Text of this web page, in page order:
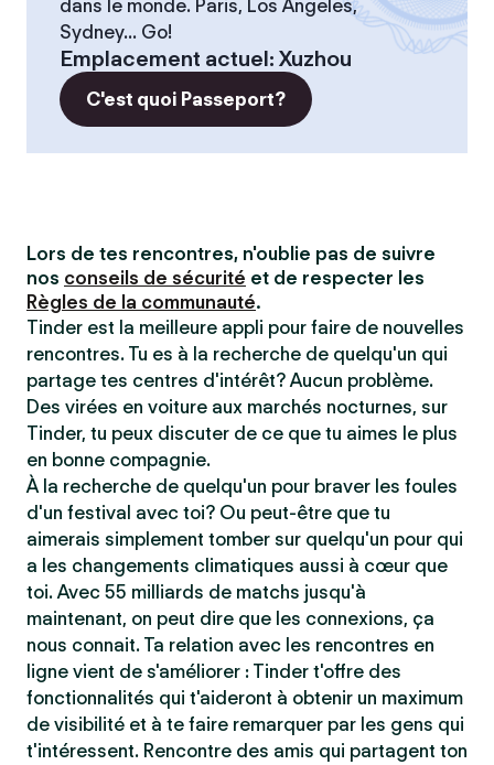
dans le monde. Paris, Los Angeles,
Sydney... Go!
Emplacement actuel: Xuzhou
C'est quoi Passeport?
Lors de tes rencontres, n'oublie pas de suivre
nos conseils de sécurité et de respecter les
Règles de la communauté.
Tinder est la meilleure appli pour faire de nouvelles
rencontres. Tu es à la recherche de quelqu'un qui
partage tes centres d'intérêt? Aucun problème.
Des virées en voiture aux marchés nocturnes, sur
Tinder, tu peux discuter de ce que tu aimes le plus
en bonne compagnie.
À la recherche de quelqu'un pour braver les foules
d'un festival avec toi? Ou peut-être que tu
aimerais simplement tomber sur quelqu'un pour qui
a les changements climatiques aussi à cœur que
toi. Avec 55 milliards de matchs jusqu'à
maintenant, on peut dire que les connexions, ça
nous connait. Ta relation avec les rencontres en
ligne vient de s'améliorer : Tinder t'offre des
fonctionnalités qui t'aideront à obtenir un maximum
de visibilité et à te faire remarquer par les gens qui
t'intéressent. Rencontre des amis qui partagent ton